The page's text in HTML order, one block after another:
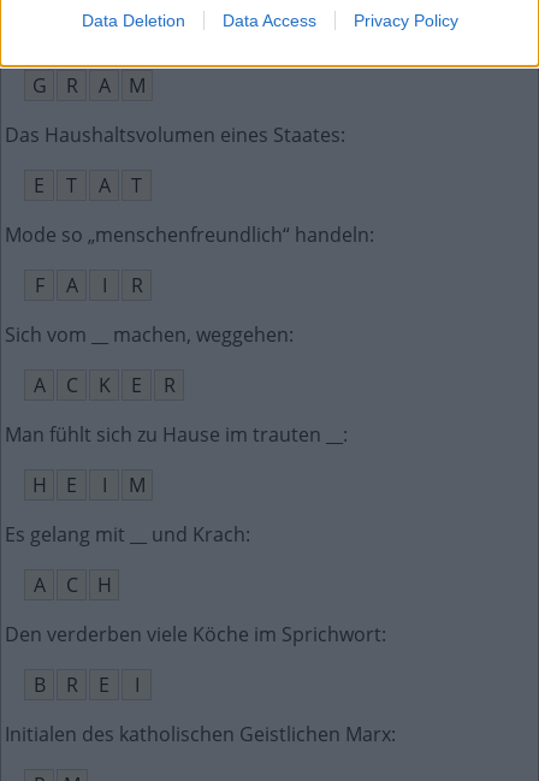
Data Deletion Data Access Privacy Policy
Romanfiguren leiden an diesem Kummer:
G
R A
M
Das Haushaltsvolumen eines Staates:
E
T A
T
Mode so „menschenfreundlich“ handeln:
F
A I
R
Sich vom __ machen, weggehen:
A
C K E
R
Man fühlt sich zu Hause im trauten __ :
H
E I
M
Es gelang mit __ und Krach:
A
C
H
Den verderben viele Köche im Sprichwort:
B
R E
I
Initialen des katholischen Geistlichen Marx: